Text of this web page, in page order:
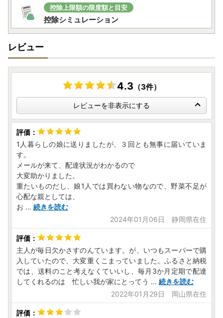
控除上限額の限度額と目安
控除シミュレーション
レビュー
4.3 （3件）
レビューを非表示にする
1人暮らしの娘に送りましたが、３回とも無事に届いていま
す。
メールが来て、配達状況がわかるので
大変助かりました。
重たいものだし、娘1人では買わない物なので、野菜不足が
心配な親としては、
お ... 続きを読む
2024年01月06日 静岡県在住
主人が毎日欠かさすのんています。が、いつもスーパーで購
入していたので、大変重くこまっていました。ふるさと納税
では、送料のこと考えなくていいし、毎月3か月定期で配達
してくれるのは 忙しい我が家にとってう ... 続きを読む
2022年01月29日 岡山県在住